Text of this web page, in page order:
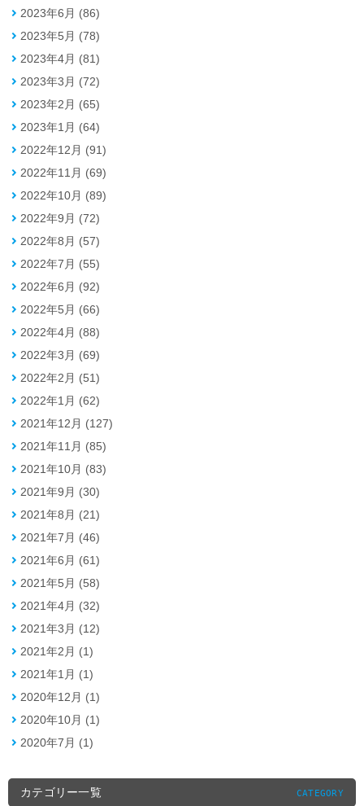
2023年6月 (86)
2023年5月 (78)
2023年4月 (81)
2023年3月 (72)
2023年2月 (65)
2023年1月 (64)
2022年12月 (91)
2022年11月 (69)
2022年10月 (89)
2022年9月 (72)
2022年8月 (57)
2022年7月 (55)
2022年6月 (92)
2022年5月 (66)
2022年4月 (88)
2022年3月 (69)
2022年2月 (51)
2022年1月 (62)
2021年12月 (127)
2021年11月 (85)
2021年10月 (83)
2021年9月 (30)
2021年8月 (21)
2021年7月 (46)
2021年6月 (61)
2021年5月 (58)
2021年4月 (32)
2021年3月 (12)
2021年2月 (1)
2021年1月 (1)
2020年12月 (1)
2020年10月 (1)
2020年7月 (1)
カテゴリー一覧 CATEGORY